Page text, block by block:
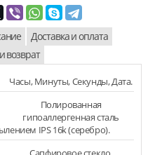
Доставка и оплата
возврат
Часы, Минуты, Секунды, Дата.
Полированная
гипоаллергенная сталь
IPS 16k (серебро).